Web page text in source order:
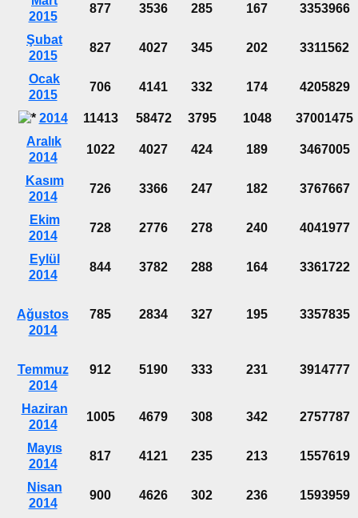
2015
877 3536 285 167 3353966
Şubat
2015
827 4027 345 202 3311562
Ocak
2015
706 4141 332 174 4205829
2014 11413 58472 3795 1048
37001475
Aralık
2014
1022 4027 424 189 3467005
Kasım
2014
726 3366 247 182 3767667
Ekim
2014
728 2776 278 240 4041977
Eylül
2014
844 3782 288 164 3361722
Ağustos
2014
785 2834 327 195 3357835
Temmuz
2014
912 5190 333 231 3914777
Haziran
2014
1005 4679 308 342 2757787
Mayıs
2014
817 4121 235 213 1557619
Nisan
2014
900 4626 302 236 1593959